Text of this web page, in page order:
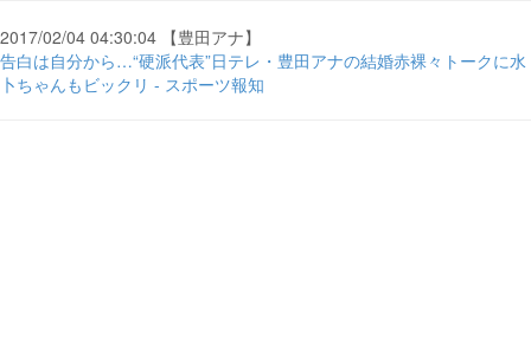
2017/02/04 04:30:04 【豊田アナ】
告白は自分から…“硬派代表”日テレ・豊田アナの結婚赤裸々トークに水
卜ちゃんもビックリ - スポーツ報知